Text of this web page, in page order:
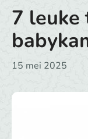
7 leuke
15 mei 2025